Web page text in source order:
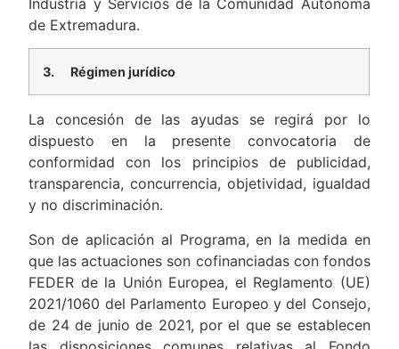
de Extremadura.
3. Régimen jurídico
La concesión de las ayudas se regirá por lo
dispuesto en la presente convocatoria de
conformidad con los principios de publicidad,
transparencia, concurrencia, objetividad, igualdad
y no discriminación.
Son de aplicación al Programa, en la medida en
que las actuaciones son cofinanciadas con fondos
FEDER de la Unión Europea, el Reglamento (UE)
2021/1060 del Parlamento Europeo y del Consejo,
de 24 de junio de 2021, por el que se establecen